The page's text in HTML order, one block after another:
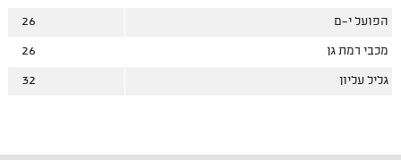
הפועל י-ם 26
מכבי רמת גן 26
גליל עליון 32